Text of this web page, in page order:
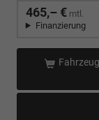
465,– € mtl.
Finanzierung